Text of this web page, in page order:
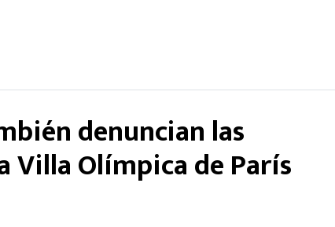
denuncian las
Villa Olímpica de París